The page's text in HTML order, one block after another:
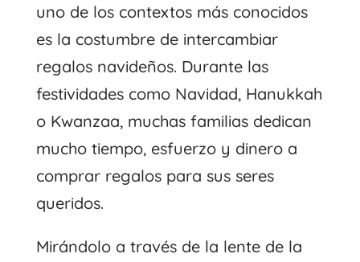
uno de los contextos más conocidos
es la costumbre de intercambiar
regalos navideños. Durante las
festividades como Navidad, Hanukkah
o Kwanzaa, muchas familias dedican
mucho tiempo, esfuerzo y dinero a
comprar regalos para sus seres
queridos.
Mirándolo a través de la lente de la